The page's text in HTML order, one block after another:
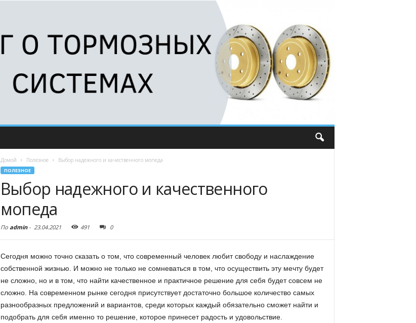
Домой Полезное Выбор надежного и качественного мопеда
ПОЛЕЗНОЕ
Выбор надежного и качественного
мопеда
По admin- 23.04.2021 491 0
Сегодня можно точно сказать о том, что современный человек любит свободу и наслаждение
собственной жизнью. И можно не только не сомневаться в том, что осуществить эту мечту будет
не сложно, но и в том, что найти качественное и практичное решение для себя будет совсем не
сложно. На современном рынке сегодня присутствует достаточно большое количество самых
разнообразных предложений и вариантов, среди которых каждый обязательно сможет найти и
подобрать для себя именно то решение, которое принесет радость и удовольствие.